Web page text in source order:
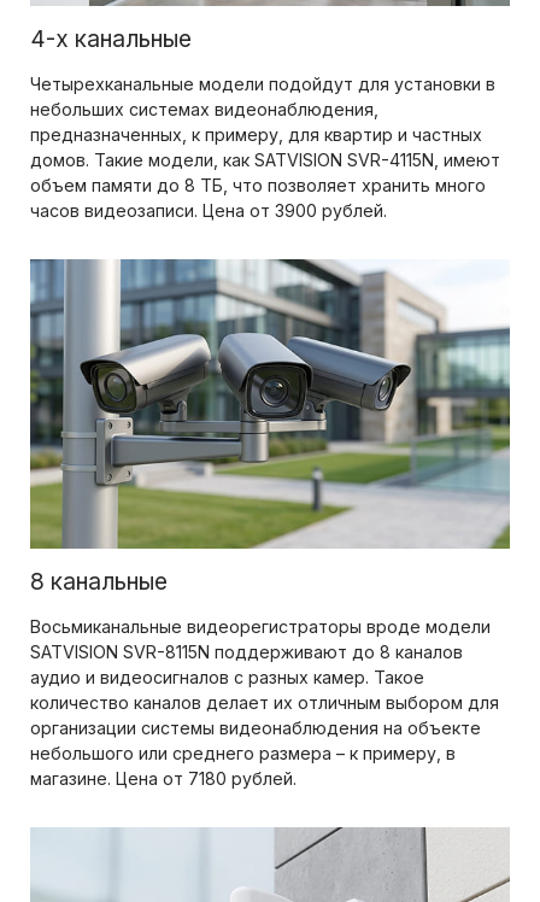
4-х канальные
Четырехканальные модели подойдут для установки в
небольших системах видеонаблюдения,
предназначенных, к примеру, для квартир и частных
домов. Такие модели, как SATVISION SVR-4115N, имеют
объем памяти до 8 ТБ, что позволяет хранить много
часов видеозаписи. Цена от 3900 рублей.
8 канальные
Восьмиканальные видеорегистраторы вроде модели
SATVISION SVR-8115N поддерживают до 8 каналов
аудио и видеосигналов с разных камер. Такое
количество каналов делает их отличным выбором для
организации системы видеонаблюдения на объекте
небольшого или среднего размера – к примеру, в
магазине. Цена от 7180 рублей.